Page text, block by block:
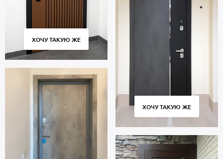
ХОЧУ ТАКУЮ ЖЕ
ХОЧУ ТАКУЮ ЖЕ